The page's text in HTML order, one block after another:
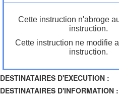
Cette instruction n'abroge
instruction.
Cette instruction ne modifie
instruction.
DESTINATAIRES D'EXECUTION :
DESTINATAIRES D'INFORMATION :